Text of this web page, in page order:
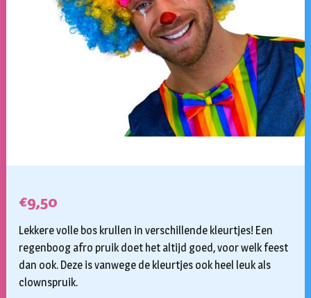
€9,50
Lekkere volle bos krullen in verschillende kleurtjes! Een
regenboog afro pruik doet het altijd goed, voor welk feest
dan ook. Deze is vanwege de kleurtjes ook heel leuk als
clownspruik.